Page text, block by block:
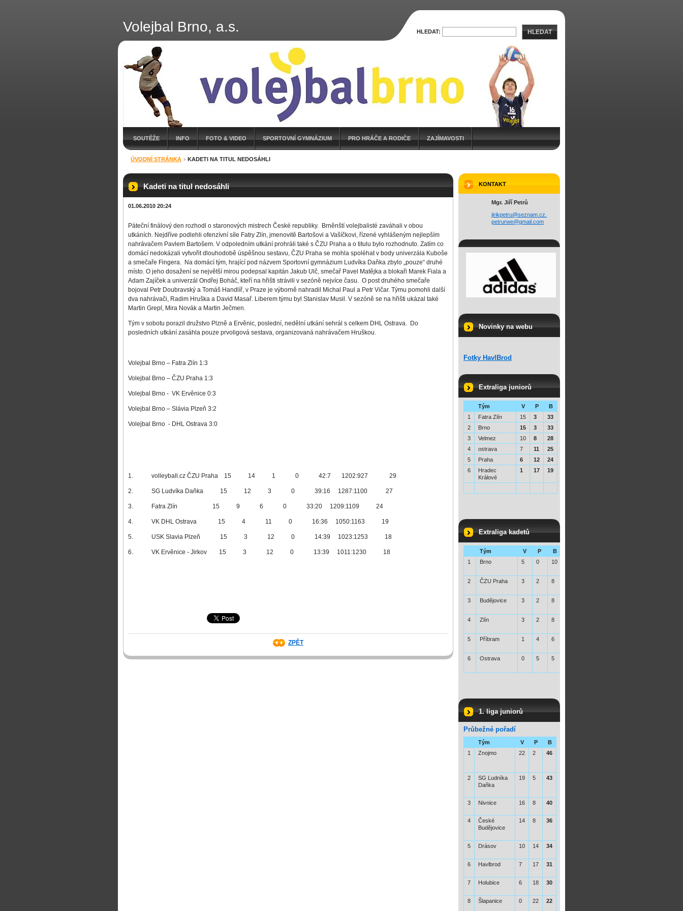
Volejbal Brno, a.s.
SOUTĚŽE INFO FOTO & VIDEO SPORTOVNÍ GYMNÁZIUM PRO HRÁČE A RODIČE ZAJÍMAVOSTI
ÚVODNÍ STRÁNKA KADETI NA TITUL NEDOSÁHLI
Kadeti na titul nedosáhli
01.06.2010 20:24
Páteční finálový den rozhodl o staronových mistrech České republiky. Brněnští volejbalisté zaváhali v obou
utkáních. Nejdříve podlehli ofenzívní síle Fatry Zlín, jmenovitě Bartošovi a Vašíčkovi, řízené vyhlášeným nejlepším
nahrávačem Pavlem Bartošem. V odpoledním utkání prohráli také s ČZU Praha a o titulu bylo rozhodnuto. Zatím co
domácí nedokázali vytvořit dlouhodobě úspěšnou sestavu, ČZU Praha se mohla spoléhat v body univerzála Kuboše
a smečaře Fingera. Na domácí tým, hrající pod názvem Sportovní gymnázium Ludvíka Daňka zbylo „pouze“ druhé
místo. O jeho dosažení se největší mirou podepsal kapitán Jakub Ulč, smečař Pavel Matějka a blokaři Marek Fiala a
Adam Zajíček a univerzál Ondřej Boháč, kteří na hřišti strávili v sezóně nejvíce času. O post druhého smečaře
bojoval Petr Doubravský a Tomáš Handlíř, v Praze je výborně nahradil Michal Paul a Petr Vičar. Týmu pomohli další
dva nahrávači, Radim Hruška a David Masař. Liberem týmu byl Stanislav Musil. V sezóně se na hřišti ukázal také
Martin Grepl, Mira Novák a Martin Ječmen.
Tým v sobotu porazil družstvo Plzně a Ervěnic, poslední, nedělní utkání sehrál s celkem DHL Ostrava. Do
posledních utkání zasáhla pouze prvoligová sestava, organizovaná nahrávačem Hruškou.
Volejbal Brno – Fatra Zlín 1:3
Volejbal Brno – ČZU Praha 1:3
Volejbal Brno - VK Ervěnice 0:3
Volejbal Brno – Slávia Plzeň 3:2
Volejbal Brno - DHL Ostrava 3:0
1. volleyball.cz ČZU Praha 15 14 1 0 42:7 1202:927 29
2. SG Ludvíka Daňka 15 12 3 0 39:16 1287:1100 27
3. Fatra Zlín 15 9 6 0 33:20 1209:1109 24
4. VK DHL Ostrava 15 4 11 0 16:36 1050:1163 19
5. USK Slavia Plzeň 15 3 12 0 14:39 1023:1253 18
6. VK Ervěnice - Jirkov 15 3 12 0 13:39 1011:1230 18
ZPĚT
KONTAKT
Mgr. Jiří Petrů
jirikpetru@seznam.cz.
petrurwe@gmail.com
Novinky na webu
Fotky HavlBrod
Extraliga juniorů
Tým V P
B
1
Fatra Zlín 15 3
33
2
Brno 15 3
33
3
Velmez 10 8
28
4
ostrava 7 11
25
5
Praha 6 12
24
6
Hradec
Králové
1 17 19
Extraliga kadetů
Tým V P
B
1
Brno 5 0 10
2 ČZU Praha 3 2 8
3 Budějovice 3 2 8
4 Zlín 3 2 8
5 Příbram 1 4 6
6 Ostrava 0 5 5
1. liga juniorů
Průbežné pořadí
Tým V P
B
1
Znojmo 22 2 46
2
SG Ludníka
Daňka
19 5 43
3 Nivnice 16 8 40
4
České
Budějovice
14 8 36
5 Drásov 10 14 34
6 Havlbrod 7 17 31
7 Holubice 6 18 30
8 Šlapanice 0 22 22
HLEDAT: HLEDAT